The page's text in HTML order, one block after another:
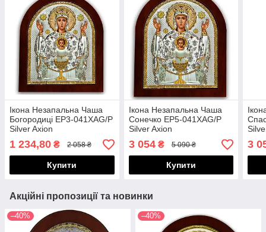
Ікона Незапальна Чаша
Богородиці EP3-041XAG/P
Silver Axion
1 234,80 ₴ 2 058 ₴
Купити
Ікона Незапальна Чаша
Сонечко EP5-041XAG/P
Silver Axion
3 054₴ 5 090 ₴
Купити
3
Акційні пропозиції та новинки
–40% –40%